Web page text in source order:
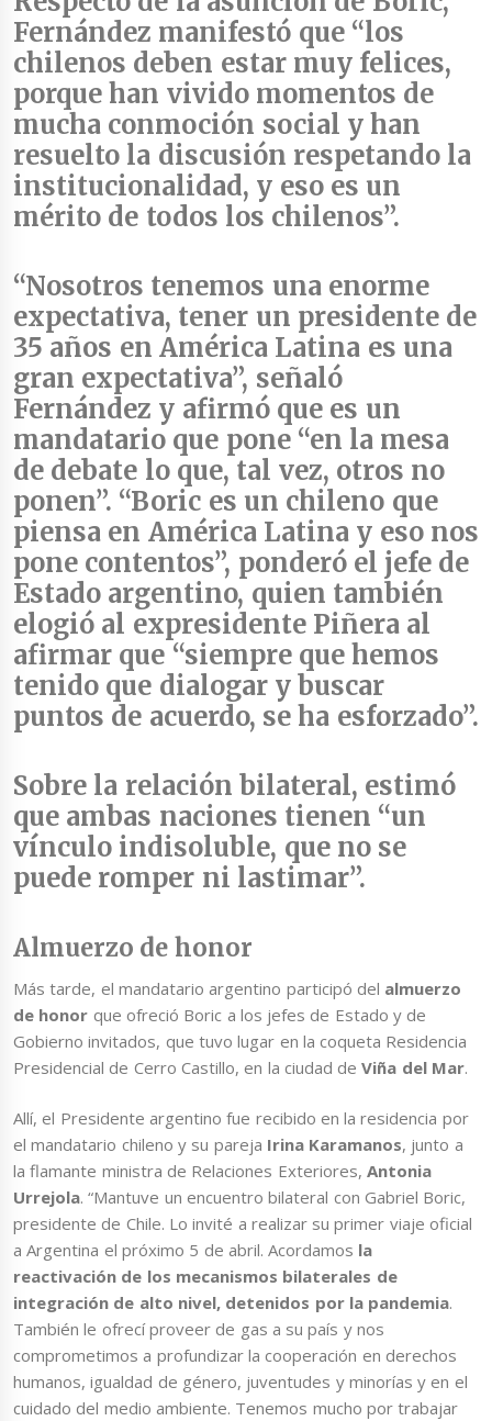
Fernández manifestó que “los
chilenos deben estar muy felices,
porquehan vivido momentos de
mucha conmoción social y han
resuelto la discusión respetando la
institucionalidad, y eso es un
mérito de todos los chilenos”.
“Nosotros tenemos una enorme
expectativa, tener un presidente de
35 años en América Latina es una
gran expectativa”, señaló
Fernández y afirmó que es un
mandatario que pone “en la mesa
de debate lo que, tal vez, otros no
ponen”. “Boric es un chileno que
piensa en América Latina y eso nos
pone contentos”, ponderó el jefe de
Estado argentino, quien también
elogió al expresidente Piñera al
afirmar que “siempre que hemos
tenido que dialogar y buscar
puntos de acuerdo, se ha esforzado”.
Sobre la relación bilateral, estimó
que ambas naciones tienen “un
vínculo indisoluble, que no se
puede romper ni lastimar”.
Almuerzo de honor
Más tarde, el mandatario argentino participó del almuerzo
de honor que ofreció Boric a los jefes de Estado y de
Gobierno invitados, que tuvo lugar en la coqueta Residencia
Presidencial de Cerro Castillo, en la ciudad deViña del Mar.
Allí, el Presidente argentino fue recibido en la residencia por
el mandatario chileno y su pareja Irina Karamanos, junto a
la flamante ministra de Relaciones Exteriores, Antonia
Urrejola. “Mantuve un encuentro bilateral con Gabriel Boric,
presidente de Chile. Lo invité a realizar su primer viaje oficial
a Argentina el próximo 5 de abril. Acordamos la
reactivación de los mecanismos bilaterales de
integración de alto nivel, detenidos por la pandemia.
También le ofrecí proveer de gas a su país y nos
comprometimos a profundizar la cooperación en derechos
humanos, igualdad de género, juventudes y minorías y en el
cuidado del medio ambiente. Tenemos mucho por trabajar